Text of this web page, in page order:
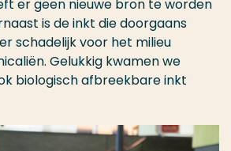
er geen nieuwe bron te worden
is de inkt die doorgaans
schadelijk voor het milieu
Gelukkig kwamen we
biologisch afbreekbare inkt